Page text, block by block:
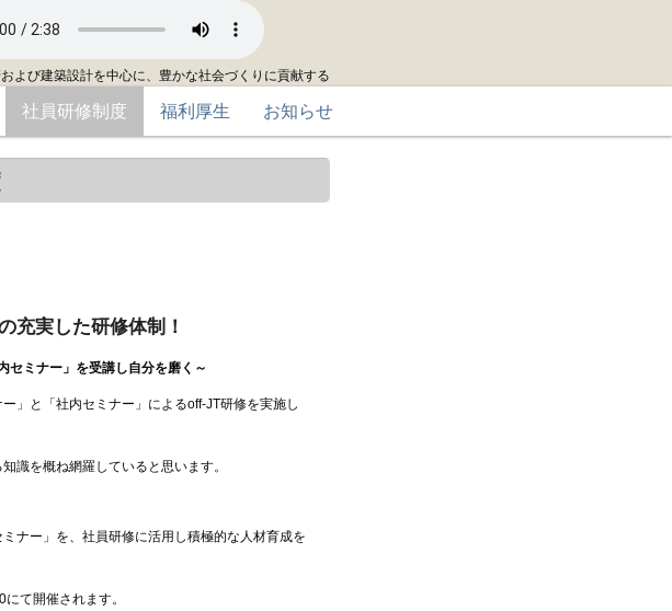
よび建築設計を中心に、豊かな社会づくりに貢献する
社員研修制度 福利厚生 お知らせ
充実した研修体制！
ミナー」を受講し自分を磨く～
」と「社内セミナー」によるoff-JT研修を実施し
識を概ね網羅していると思います。
ナー」を、社員研修に活用し積極的な人材育成を
て開催されます。